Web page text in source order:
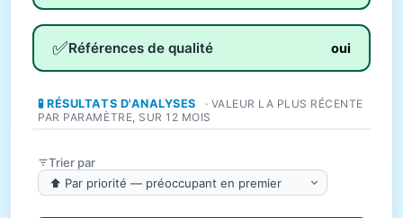
✅Références de qualité oui
🧪 RÉSULTATS D'ANALYSES
· VALEUR LA PLUS RÉCENTE
PAR PARAMÈTRE, SUR 12 MOIS
Trier par